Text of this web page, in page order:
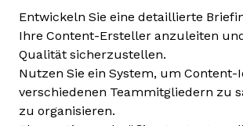
Entwickeln Sie eine detaillierte
Ihre Content-Ersteller anzuleiten
Qualität sicherzustellen.
Nutzen Sie ein System, um Content-
verschiedenen Teammitgliedern zu
zu organisieren.